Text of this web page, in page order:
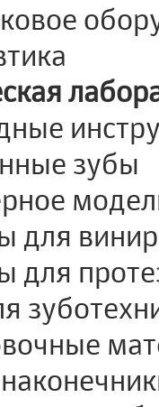
зубы
для
для